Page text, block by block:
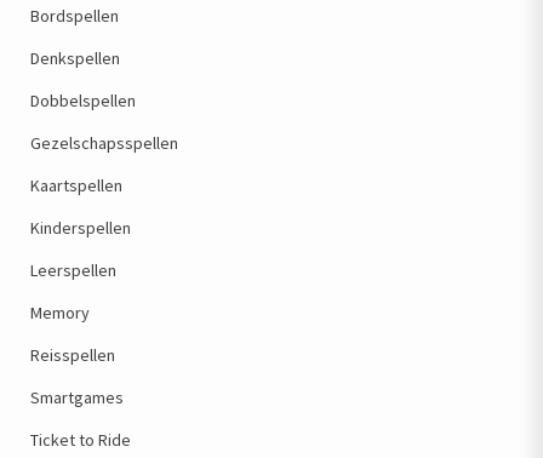
Bordspellen
Denkspellen
Dobbelspellen
Gezelschapsspellen
Kaartspellen
Kinderspellen
Leerspellen
Memory
Reisspellen
Smartgames
Ticket to Ride